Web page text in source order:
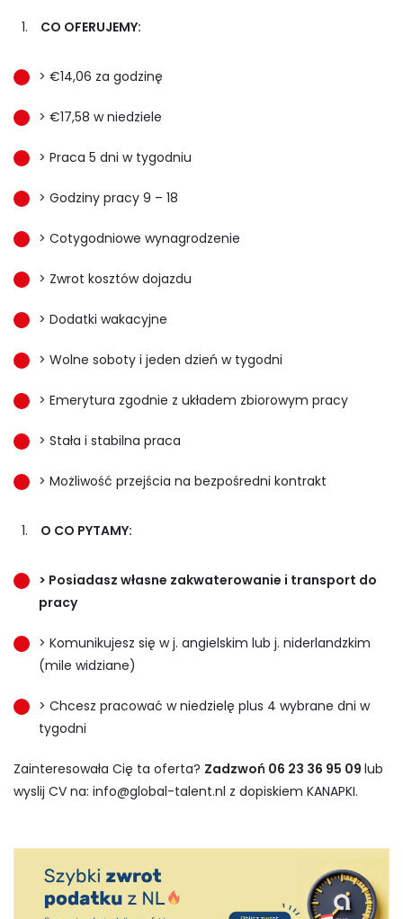
CO OFERUJEMY:
> €14,06 za godzinę
> €17,58 w niedziele
> Praca 5 dni w tygodniu
> Godziny pracy 9 – 18
> Cotygodniowe wynagrodzenie
> Zwrot kosztów dojazdu
> Dodatki wakacyjne
> Wolne soboty i jeden dzień w tygodni
> Emerytura zgodnie z układem zbiorowym pracy
> Stała i stabilna praca
> Możliwość przejścia na bezpośredni kontrakt
O CO PYTAMY:
> Posiadasz własne zakwaterowanie i transport do
pracy
> Komunikujesz się w j. angielskim lub j. niderlandzkim
(mile widziane)
> Chcesz pracować w niedzielę plus 4 wybrane dni w
tygodni
Zainteresowała Cię ta oferta? Zadzwoń 06 23 36 95 09 lub
wyslij CV na: info@global-talent.nl z dopiskiem KANAPKI.